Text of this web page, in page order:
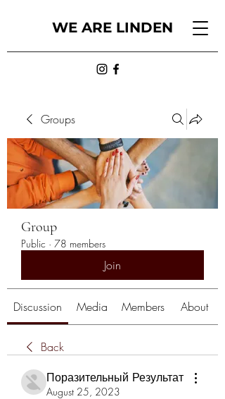
WE ARE LINDEN
Groups
Group
Public · 78 members
Join
Discussion Media Members About
Back
Поразительный Результат
August 25, 2023